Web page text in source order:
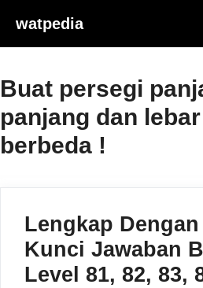
content
watpedia
Buat persegi
panjang dan
berbeda !
Lengkap Dengan
Kunci Jawaban
Level 81, 82, 83,